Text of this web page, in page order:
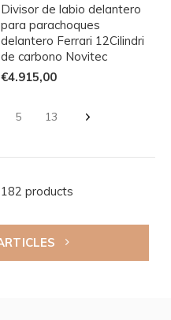
Divisor de labio delantero
para parachoques
delantero Ferrari 12Cilindri
de carbono Novitec
€4.915,00
5 13
products